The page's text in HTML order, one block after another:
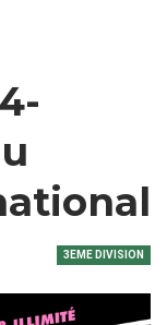
3EME DIVISION